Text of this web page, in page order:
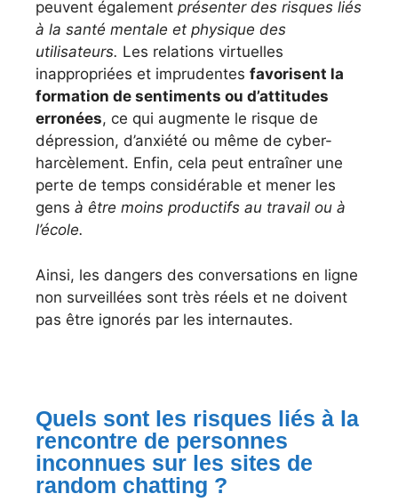
peuvent également présenter des risques liés
à la santé mentale et physique des
utilisateurs. Les relations virtuelles
inappropriées et imprudentes favorisent la
formation de sentiments ou d’attitudes
erronées, ce qui augmente le risque de
dépression, d’anxiété ou même de cyber-
harcèlement. Enfin, cela peut entraîner une
perte de temps considérable et mener les
gens à être moins productifs au travail ou à
l’école.
Ainsi, les dangers des conversations en ligne
non surveillées sont très réels et ne doivent
pas être ignorés par les internautes.
Quels sont les risques liés à la
rencontre de personnes
inconnues sur les sites de
random chatting ?